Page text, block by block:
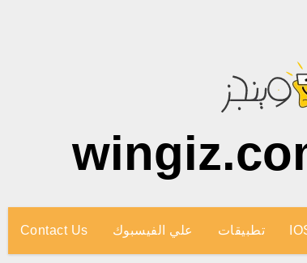
تطبيقات علي الفيسبوك Contact Us